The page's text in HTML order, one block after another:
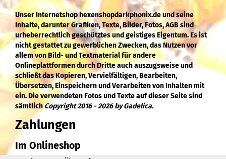
Unser Internetshop hexenshopdarkphonix.de und seine
Inhalte, darunter Grafiken, Texte, Bilder, Fotos, AGB sind
urheberrechtlich geschütztes und geistiges Eigentum. Es ist
nicht gestattet zu gewerblichen Zwecken, das Nutzen vor
allem von Bild- und Textmaterial für andere
Onlineplattformen durch Dritte auch auszugsweise und
schließt das Kopieren, Vervielfältigen, Bearbeiten,
Übersetzen, Einspeichern und Verarbeiten von Inhalten mit
ein. Die verwendeten Fotos und Texte auf dieser Seite sind
sämtlichCopyright 2016 - 2026 by Gadelica.
Zahlungen
Im Onlineshop